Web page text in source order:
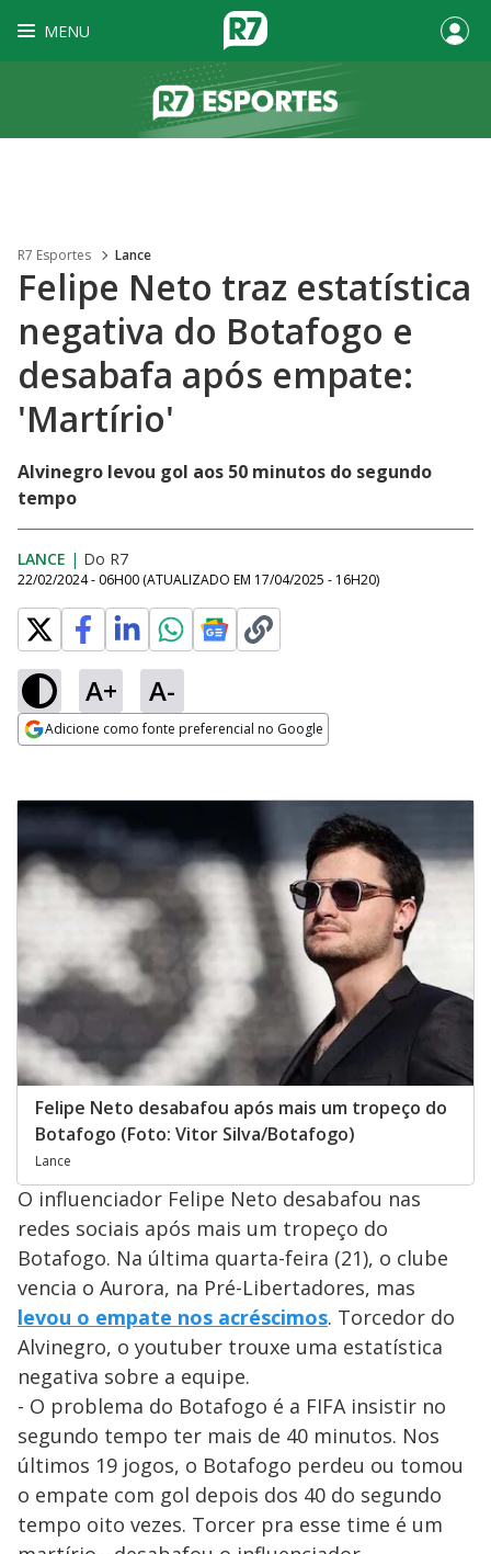
MENU
R7 Esportes Lance
Felipe Neto traz estatística
negativa do Botafogo e
desabafa após empate:
'Martírio'
Alvinegro levou gol aos 50 minutos do segundo
tempo
LANCE | Do R7
22/02/2024 - 06H00 (ATUALIZADO EM 17/04/2025 - 16H20)
A+ A-
Adicione como fonte preferencial no Google
Felipe Neto desabafou após mais um tropeço do
Botafogo (Foto: Vitor Silva/Botafogo)
Lance
O influenciador Felipe Neto desabafou nas
redes sociais após mais um tropeço do
Botafogo. Na última quarta-feira (21), o clube
vencia o Aurora, na Pré-Libertadores, mas
levou o empate nos acréscimos. Torcedor do
Alvinegro, o youtuber trouxe uma estatística
negativa sobre a equipe.
- O problema do Botafogo é a FIFA insistir no
segundo tempo ter mais de 40 minutos. Nos
últimos 19 jogos, o Botafogo perdeu ou tomou
o empate com gol depois dos 40 do segundo
tempo oito vezes. Torcer pra esse time é um